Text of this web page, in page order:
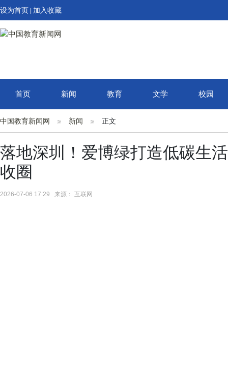
设为首页 加入收藏
首页 新闻 教育 文学 校园
中国教育新闻网 新闻 正文
落地深圳！爱博绿打造低碳生
收圈
2026-07-06 17:29 来源： 互联网